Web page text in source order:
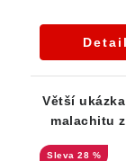
Detail
Větší
malachitu
28 %